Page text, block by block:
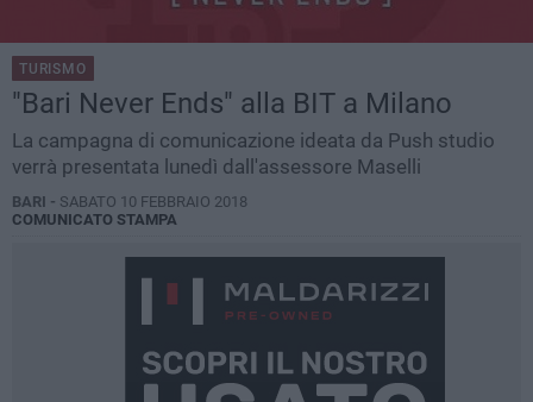
TURISMO
"Bari Never Ends" alla BIT a Milano
La campagna di comunicazione ideata da Push studio
verrà presentata lunedì dall'assessore Maselli
BARI - SABATO 10 FEBBRAIO 2018
COMUNICATO STAMPA